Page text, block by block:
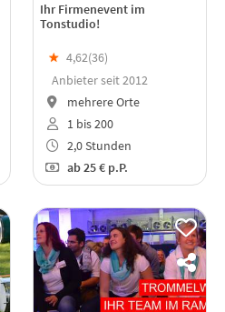
Ihr Firmenevent im
Tonstudio!
★ 4,62(36)
Anbieter seit 2012
mehrere Orte
1 bis 200
2,0 Stunden
ab25 € p.P.